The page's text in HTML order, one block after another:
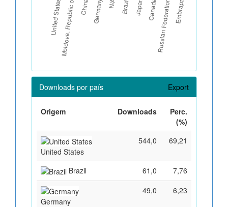
Downloads por país Export
Origem Downloads
Perc.
(%)
United States
544,0 69,21
Brazil 61,0 7,76
Germany
49,0 6,23